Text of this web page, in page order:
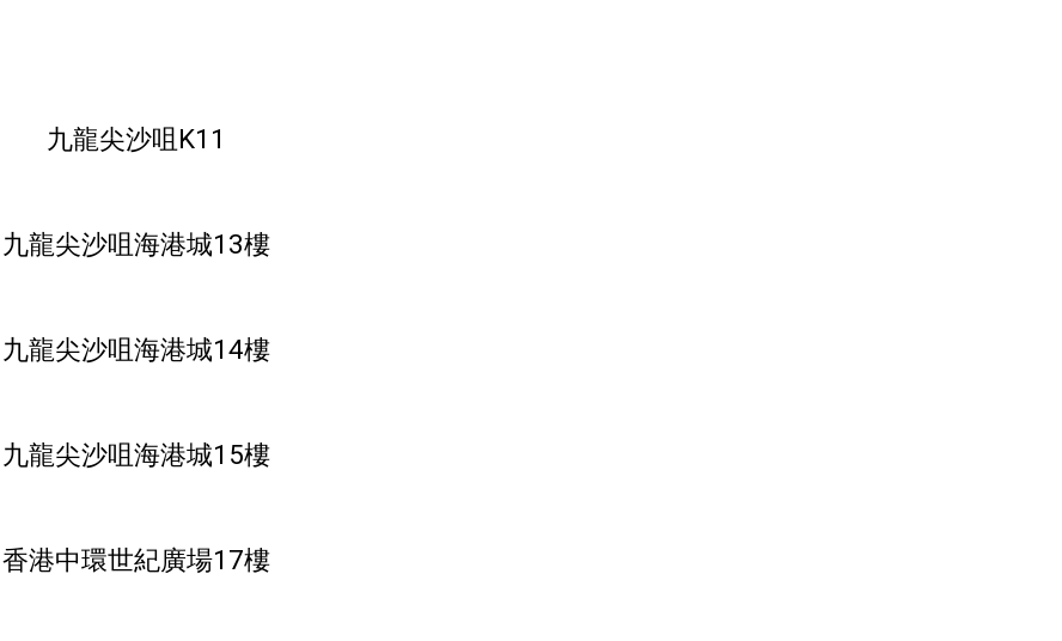
九龍尖沙咀K11
九龍尖沙咀海港城13樓
九龍尖沙咀海港城14樓
九龍尖沙咀海港城15樓
香港中環世紀廣場17樓